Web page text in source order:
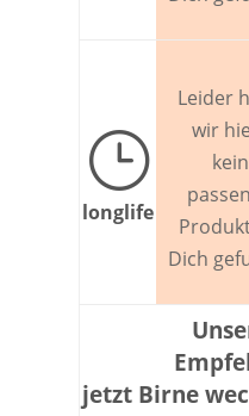
}
longlife
Leider
wir
Dich
jetzt Birne